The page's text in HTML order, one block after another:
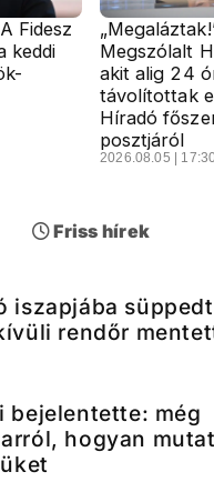
Fidesz
keddi
Megszólalt
akit alig 24
távolítottak
Híradó
posztjáról
2026.08.05 |
Friss hírek
iszapjába
rendőr
bejelentette: még
hogyan